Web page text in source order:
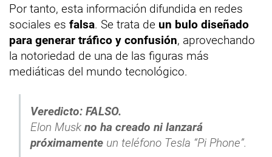
Por tanto, esta información difundida en redes
sociales es falsa. Se trata de un bulo diseñado
para generar tráfico y confusión, aprovechando
la notoriedad de una de las figuras más
mediáticas del mundo tecnológico.
Veredicto: FALSO.
Elon Musk no ha creado ni lanzará
próximamente un teléfono Tesla “Pi Phone”.